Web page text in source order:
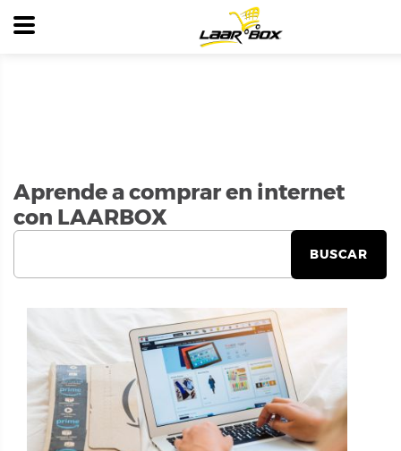
Aprende a comprar en internet
con LAARBOX
BUSCAR